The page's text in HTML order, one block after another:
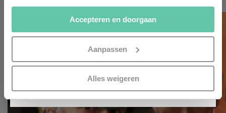
Als u het toestaat, willen we ook graag:
Informatie verzamelen over uw geografische
locatie, die tot een paar meter nauwkeurig kan zijn
Uw apparaat identificeren door het actief te
scannen op specifieke eigenschappen (fingerprinting)
verwerkt en stel uw voorkeuren in het
U kunt uw toestemming op elk moment wijzigen of
intrekken in de Cookieverklaring.
Accepteren en doorgaan
Aanpassen
Alles weigeren
18 MEI 2024